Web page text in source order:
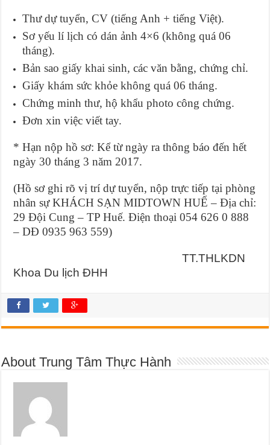
Thư dự tuyển, CV (tiếng Anh + tiếng Việt).
Sơ yếu lí lịch có dán ảnh 4×6 (không quá 06
tháng).
Bản sao giấy khai sinh, các văn bằng, chứng chỉ.
Giấy khám sức khỏe không quá 06 tháng.
Chứng minh thư, hộ khẩu photo công chứng.
Đơn xin việc viết tay.
* Hạn nộp hồ sơ: Kể từ ngày ra thông báo đến hết
ngày 30 tháng 3 năm 2017.
(Hồ sơ ghi rõ vị trí dự tuyển, nộp trực tiếp tại phòng
nhân sự KHÁCH SẠN MIDTOWN HUẾ – Địa chỉ:
29 Đội Cung – TP Huế. Điện thoại 054 626 0 888
– DĐ 0935 963 559)
TT.THLKDN
Khoa Du lịch ĐHH
About Trung Tâm Thực Hành